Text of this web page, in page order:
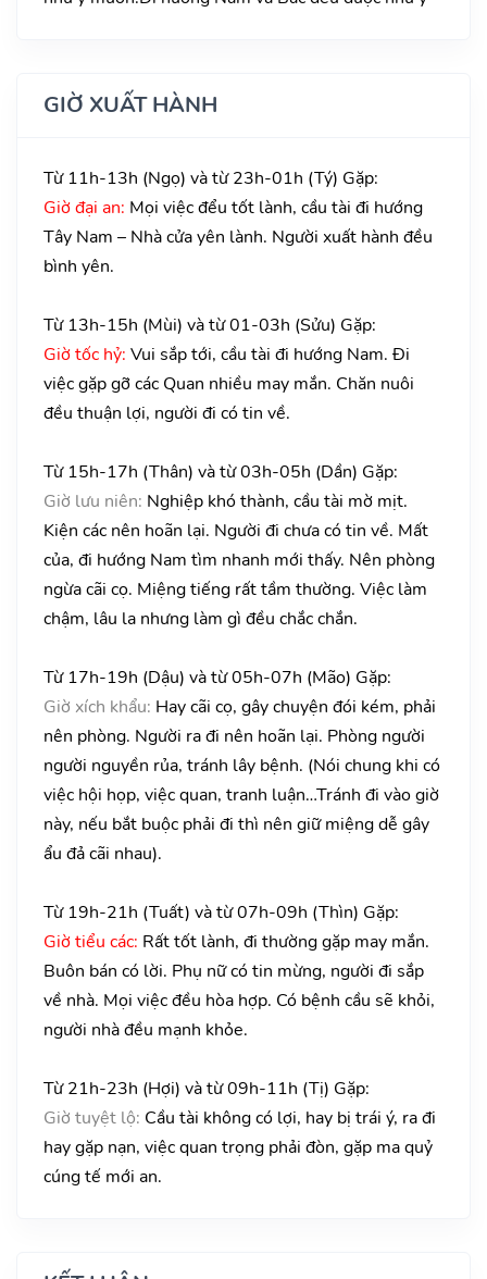
GIỜ XUẤT HÀNH
Từ 11h-13h (Ngọ) và từ 23h-01h (Tý) Gặp:
Giờ đại an: Mọi việc đểu tốt lành, cầu tài đi hướng
Tây Nam – Nhà cửa yên lành. Người xuất hành đều
bình yên.
Từ 13h-15h (Mùi) và từ 01-03h (Sửu) Gặp:
Giờ tốc hỷ: Vui sắp tới, cầu tài đi hướng Nam. Đi
việc gặp gỡ các Quan nhiều may mắn. Chăn nuôi
đều thuận lợi, người đi có tin về.
Từ 15h-17h (Thân) và từ 03h-05h (Dần) Gặp:
Giờ lưu niên: Nghiệp khó thành, cầu tài mờ mịt.
Kiện các nên hoãn lại. Người đi chưa có tin về. Mất
của, đi hướng Nam tìm nhanh mới thấy. Nên phòng
ngừa cãi cọ. Miệng tiếng rất tầm thường. Việc làm
chậm, lâu la nhưng làm gì đều chắc chắn.
Từ 17h-19h (Dậu) và từ 05h-07h (Mão) Gặp:
Giờ xích khẩu: Hay cãi cọ, gây chuyện đói kém, phải
nên phòng. Người ra đi nên hoãn lại. Phòng người
người nguyền rủa, tránh lây bệnh. (Nói chung khi có
việc hội họp, việc quan, tranh luận…Tránh đi vào giờ
này, nếu bắt buộc phải đi thì nên giữ miệng dễ gây
ẩu đả cãi nhau).
Từ 19h-21h (Tuất) và từ 07h-09h (Thìn) Gặp:
Giờ tiểu các: Rất tốt lành, đi thường gặp may mắn.
Buôn bán có lời. Phụ nữ có tin mừng, người đi sắp
về nhà. Mọi việc đều hòa hợp. Có bệnh cầu sẽ khỏi,
người nhà đều mạnh khỏe.
Từ 21h-23h (Hợi) và từ 09h-11h (Tị) Gặp:
Giờ tuyệt lộ: Cầu tài không có lợi, hay bị trái ý, ra đi
hay gặp nạn, việc quan trọng phải đòn, gặp ma quỷ
cúng tế mới an.